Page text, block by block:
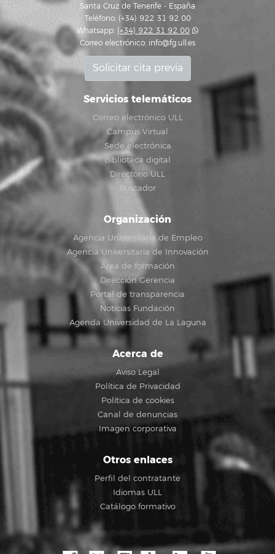
Santa Cruz de Tenerife - España
Teléfono: (+34) 922 31 92 00
Whatsapp: (+34) 922 31 92 00
Correo electrónico: info@fg.ull.es
Solicitar cita previa
Servicios telemáticos
Correo electrónico ULL
Campus Virtual
Sede electrónica
Biblioteca digital
Directorio ULL
Buscador
Organización
Agencia Universitaria de Empleo
Agencia Universitaria de Innovación
Área de formación
Dirección Gerencia
Portal de transparencia
Noticias Fundación
Agenda Universidad de La Laguna
Acerca de
Aviso Legal
Política de Privacidad
Política de cookies
Canal de denuncias
Imagen corporativa
Otros enlaces
Perfil del contratante
Idiomas ULL
Catálogo formativo